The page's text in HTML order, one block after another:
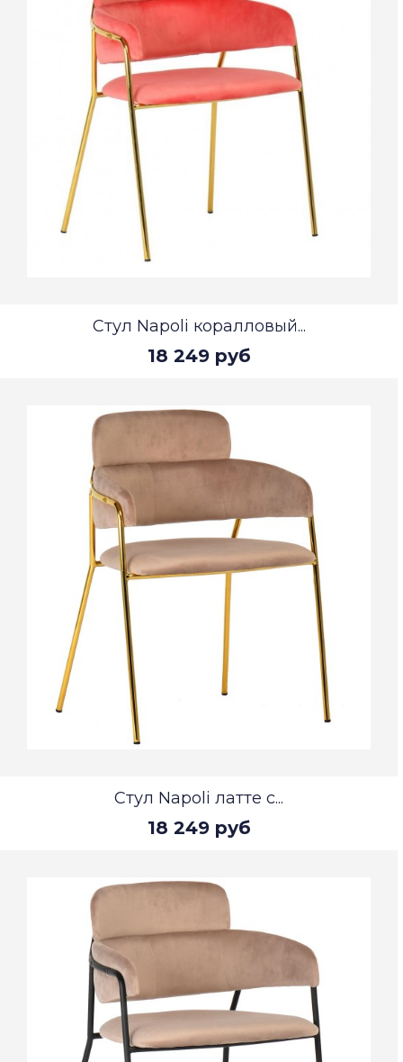
Стул Napoli коралловый...
18 249 руб
Стул Napoli латте с...
18 249 руб